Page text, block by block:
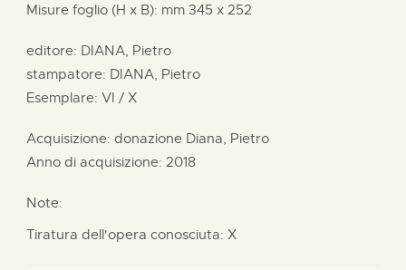
Misure foglio (H x B): mm 345 x 252
editore: DIANA, Pietro
stampatore: DIANA, Pietro
Esemplare: VI / X
Acquisizione: donazione Diana, Pietro
Anno di acquisizione: 2018
Note:
Tiratura dell'opera conosciuta: X